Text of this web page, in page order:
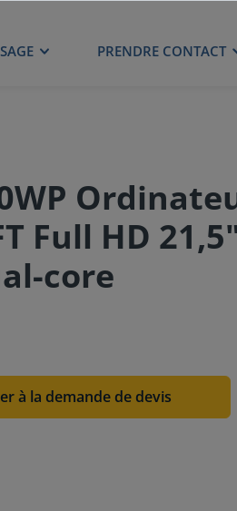
PRENDRE CONTACT
Full HD
core
à la demande de devis